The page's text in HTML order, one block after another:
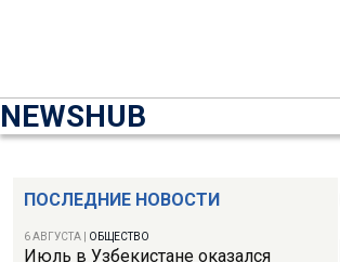
NEWSHUB
ПОСЛЕДНИЕ НОВОСТИ
6 АВГУСТА ОБЩЕСТВО
Июль в Узбекистане оказался